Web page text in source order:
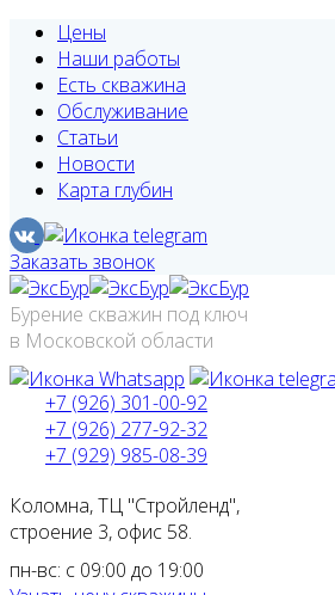
Цены
Наши работы
Есть скважина
Обслуживание
Статьи
Новости
Карта глубин
Заказать звонок
Бурение скважин под ключ
в Московской области
+7 (926) 301-00-92
+7 (926) 277-92-32
+7 (929) 985-08-39
Коломна, ТЦ "Стройленд",
строение 3, офис 58.
пн-вс: с 09:00 до 19:00